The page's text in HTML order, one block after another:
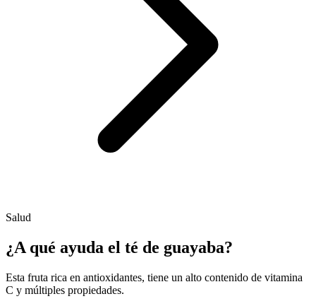
Salud
¿A qué ayuda el té de guayaba?
Esta fruta rica en antioxidantes, tiene un alto contenido de vitamina
C y múltiples propiedades.